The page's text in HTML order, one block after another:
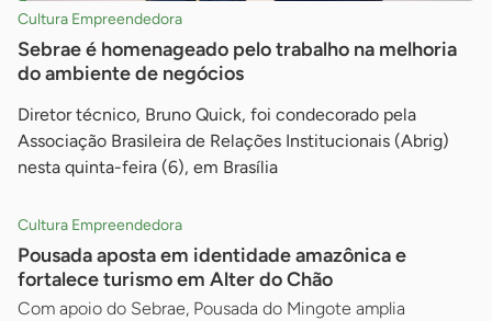
Cultura Empreendedora
Sebrae é homenageado pelo trabalho na melhoria
do ambiente de negócios
Diretor técnico, Bruno Quick, foi condecorado pela
Associação Brasileira de Relações Institucionais (Abrig)
nesta quinta-feira (6), em Brasília
Cultura Empreendedora
Pousada aposta em identidade amazônica e
fortalece turismo em Alter do Chão
Com apoio do Sebrae, Pousada do Mingote amplia